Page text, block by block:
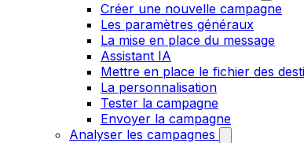
Créer une nouvelle campagne
Les paramètres généraux
La mise en place du message
Assistant IA
Mettre en place le fichier des
La personnalisation
Tester la campagne
Envoyer la campagne
Analyser les campagnes